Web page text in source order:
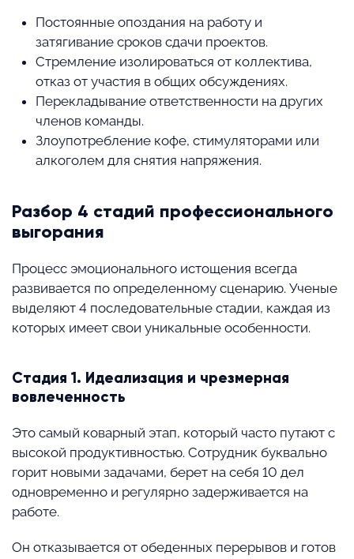
Постоянные опоздания на работу и
затягивание сроков сдачи проектов.
Стремление изолироваться от коллектива,
отказ от участия в общих обсуждениях.
Перекладывание ответственности на других
членов команды.
Злоупотребление кофе, стимуляторами или
алкоголем для снятия напряжения.
Разбор 4 стадий профессионального
выгорания
Процесс эмоционального истощения всегда
развивается по определенному сценарию. Ученые
выделяют 4 последовательные стадии, каждая из
которых имеет свои уникальные особенности.
Стадия 1. Идеализация и чрезмерная
вовлеченность
Это самый коварный этап, который часто путают с
высокой продуктивностью. Сотрудник буквально
горит новыми задачами, берет на себя 10 дел
одновременно и регулярно задерживается на
работе.
Он отказывается от обеденных перерывов и готов